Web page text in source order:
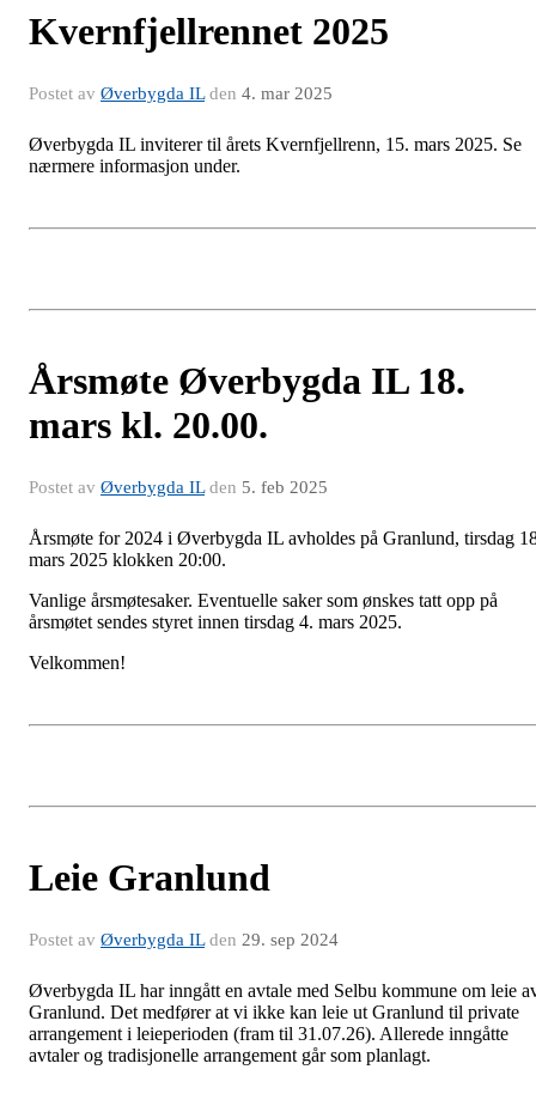
Kvernfjellrennet 2025
Postet av Øverbygda ILden 4. mar 2025
Øverbygda IL inviterer til årets Kvernfjellrenn, 15. mars 2025. Se
nærmere informasjon under.
Årsmøte Øverbygda IL 18.
mars kl. 20.00.
Postet av Øverbygda ILden 5. feb 2025
Årsmøte for 2024 i Øverbygda IL avholdes på Granlund, tirsdag
mars 2025 klokken 20:00.
Vanlige årsmøtesaker. Eventuelle saker som ønskes tatt opp på
årsmøtet sendes styret innen tirsdag 4. mars 2025.
Velkommen!
Leie Granlund
Postet av Øverbygda ILden 29. sep 2024
Øverbygda IL har inngått en avtale med Selbu kommune om leie
Granlund. Det medfører at vi ikke kan leie ut Granlund til private
arrangement i leieperioden (fram til 31.07.26). Allerede inngåtte
avtaler og tradisjonelle arrangement går som planlagt.